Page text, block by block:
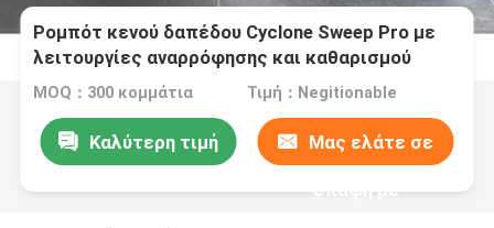
Ρομπότ κενού δαπέδου Cyclone Sweep Pro με
λειτουργίες αναρρόφησης και καθαρισμού
κυκλώνων
MOQ：300 κομμάτια Τιμή：Negitionable
Καλύτερη τιμή Μας ελάτε σε
επαφή με